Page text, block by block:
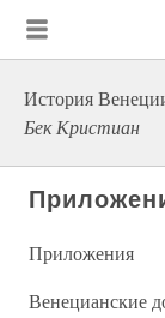
История
Бек Кристиан
Приложения
Венецианские